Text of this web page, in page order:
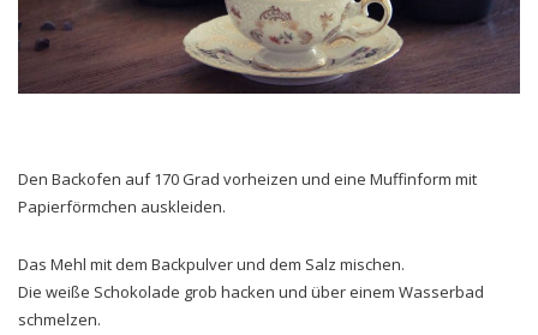
Den Backofen auf 170 Grad vorheizen und eine Muffinform mit
Papierförmchen auskleiden.
Das Mehl mit dem Backpulver und dem Salz mischen.
Die weiße Schokolade grob hacken und über einem Wasserbad
schmelzen.